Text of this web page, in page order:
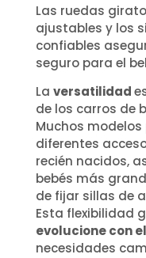
Las ruedas
ajustables y los
confiables
seguro para el
La versatilidad
de los carros de
Muchos
diferentes
recién nacidos,
bebés más
de fijar sillas de
Esta flexibilidad
evolucione con
necesidades